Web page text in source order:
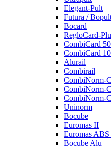
Elegant-Pult
Futura /
Bocard
RegloCard-
CombiCard
CombiCard
Alurail
Combirail
CombiNorm-
CombiNorm-
CombiNorm-
Uninorm
Bocube
Euromas II
Euromas
Bocube Alu